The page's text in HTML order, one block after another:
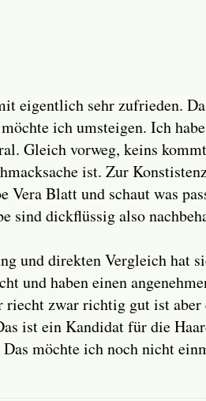
eigentlich sehr zufrieden.
ich umsteigen. Ich
Gleich vorweg, keins
ist. Zur
Blatt und schaut was
sind dickflüssig also
und direkten Vergleich hat
und haben einen
zwar richtig gut ist aber
ist ein Kandidat für die
möchte ich noch nicht